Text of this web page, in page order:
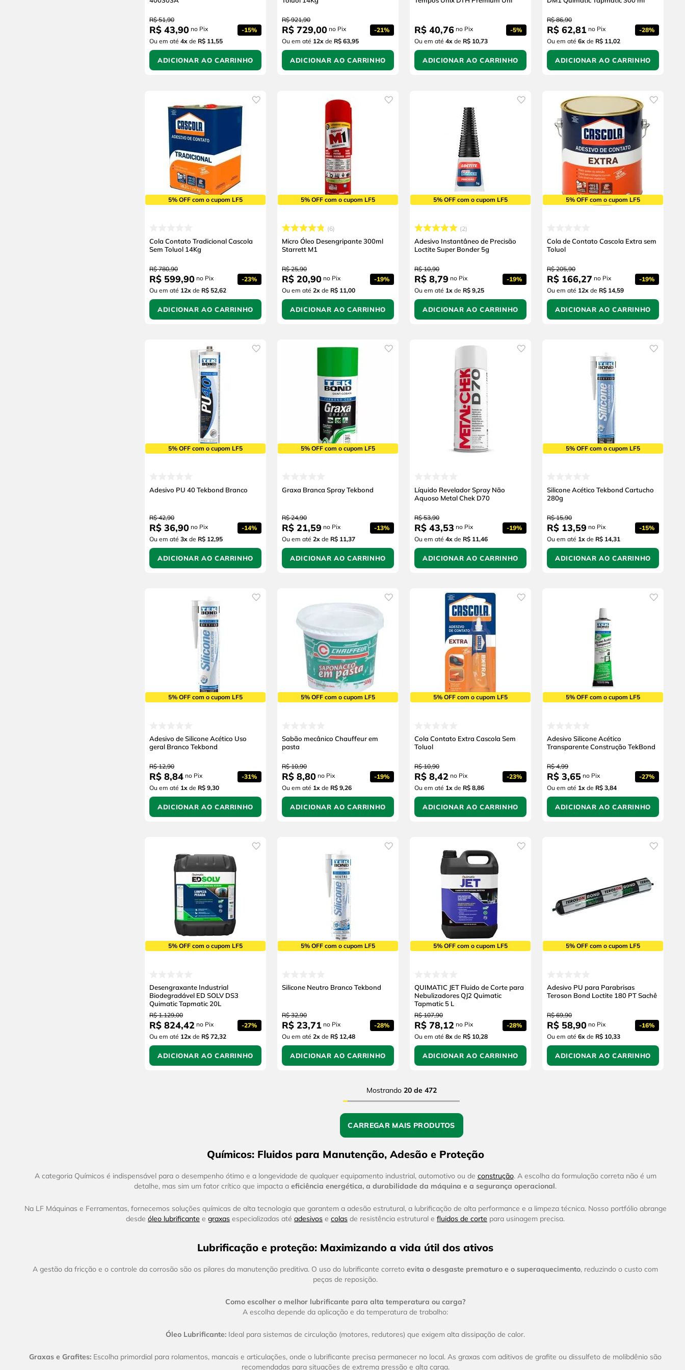
R$ 51,90
R$ 43,90 no Pix -15%
Ou em até 4x de R$ 11,55
ADICIONAR AO CARRINHO
R$ 921,90
R$ 729,00 no Pix -21%
Ou em até 12x de R$ 63,95
ADICIONAR AO CARRINHO
R$ 40,76 no Pix -5%
Ou em até 4x de R$ 10,73
ADICIONAR AO CARRINHO
R$ 86,90
R$ 62,81 no Pix -28%
Ou em até 6x de R$ 11,02
ADICIONAR AO CARRINHO
5% OFF com o cupom LF5
Cola Contato Tradicional Cascola
Sem Toluol 14Kg
R$ 780,90
R$ 599,90 no Pix -23%
Ou em até 12x de R$ 52,62
ADICIONAR AO CARRINHO
5% OFF com o cupom LF5
6
Micro Óleo Desengripante 300ml
Starrett M1
R$ 25,90
R$ 20,90 no Pix -19%
Ou em até 2x de R$ 11,00
ADICIONAR AO CARRINHO
5% OFF com o cupom LF5
2
Adesivo Instantâneo de Precisão
Loctite Super Bonder 5g
R$ 10,90
R$ 8,79 no Pix -19%
Ou em até 1x de R$ 9,25
ADICIONAR AO CARRINHO
5% OFF com o cupom LF5
Cola de Contato Cascola Extra sem
Toluol
R$ 205,90
R$ 166,27 no Pix -19%
Ou em até 12x de R$ 14,59
ADICIONAR AO CARRINHO
5% OFF com o cupom LF5
Adesivo PU 40 Tekbond Branco
R$ 42,90
R$ 36,90 no Pix -14%
Ou em até 3x de R$ 12,95
ADICIONAR AO CARRINHO
5% OFF com o cupom LF5
Graxa Branca Spray Tekbond
R$ 24,90
R$ 21,59 no Pix -13%
Ou em até 2x de R$ 11,37
ADICIONAR AO CARRINHO
Líquido Revelador Spray Não
Aquoso Metal Chek D70
R$ 53,90
R$ 43,53 no Pix -19%
Ou em até 4x de R$ 11,46
ADICIONAR AO CARRINHO
5% OFF com o cupom LF5
Silicone Acético Tekbond Cartucho
280g
R$ 15,90
R$ 13,59 no Pix -15%
Ou em até 1x de R$ 14,31
ADICIONAR AO CARRINHO
5% OFF com o cupom LF5
Adesivo de Silicone Acético Uso
geral Branco Tekbond
R$ 12,90
R$ 8,84 no Pix -31%
Ou em até 1x de R$ 9,30
ADICIONAR AO CARRINHO
5% OFF com o cupom LF5
Sabão mecânico Chauffeur em
pasta
R$ 10,90
R$ 8,80 no Pix -19%
Ou em até 1x de R$ 9,26
ADICIONAR AO CARRINHO
5% OFF com o cupom LF5
Cola Contato Extra Cascola Sem
Toluol
R$ 10,90
R$ 8,42 no Pix -23%
Ou em até 1x de R$ 8,86
ADICIONAR AO CARRINHO
5% OFF com o cupom LF5
Adesivo Silicone Acético
Transparente Construção TekBond
R$ 4,99
R$ 3,65 no Pix -27%
Ou em até 1x de R$ 3,84
ADICIONAR AO CARRINHO
5% OFF com o cupom LF5
Desengraxante Industrial
Biodegradável ED SOLV DS3
Quimatic Tapmatic 20L
R$ 1.129,00
R$ 824,42 no Pix -27%
Ou em até 12x de R$ 72,32
ADICIONAR AO CARRINHO
5% OFF com o cupom LF5
Silicone Neutro Branco Tekbond
R$ 32,90
R$ 23,71 no Pix -28%
Ou em até 2x de R$ 12,48
ADICIONAR AO CARRINHO
5% OFF com o cupom LF5
QUIMATIC JET Fluido de Corte para
Nebulizadores QJ2 Quimatic
Tapmatic 5 L
R$ 107,90
R$ 78,12 no Pix -28%
Ou em até 8x de R$ 10,28
ADICIONAR AO CARRINHO
5% OFF com o cupom LF5
Adesivo PU para Parabrisas
Teroson Bond Loctite 180 PT Sachê
R$ 69,90
R$ 58,90 no Pix -16%
Ou em até 6x de R$ 10,33
ADICIONAR AO CARRINHO
Mostrando 20 de 472
Químicos: Fluidos para Manutenção, Adesão e Proteção
A categoria Químicos é indispensável para o desempenho ótimo e a longevidade de qualquer equipamento industrial, automotivo ou de construção. A escolha da formulação correta não é um
detalhe, mas sim um fator crítico que impacta a eficiência energética, a durabilidade da máquina e a segurança operacional.
Na LF Máquinas e Ferramentas, fornecemos soluções químicas de alta tecnologia que garantem a adesão estrutural, a lubrificação de alta performance e a limpeza técnica. Nosso portfólio abrange
desde óleo lubrificante e graxas especializadas até adesivos e colas de resistência estrutural e fluidos de corte para usinagem precisa.
Lubrificação e proteção: Maximizando a vida útil dos ativos
A gestão da fricção e o controle da corrosão são os pilares da manutenção preditiva. O uso do lubrificante correto evita o desgaste prematuro e o superaquecimento, reduzindo o custo com
peças de reposição.
Como escolher o melhor lubrificante para alta temperatura ou carga?
A escolha depende da aplicação e da temperatura de trabalho:
Óleo Lubrificante: Ideal para sistemas de circulação (motores, redutores) que exigem alta dissipação de calor.
Graxas e Grafites: Escolha primordial para rolamentos, mancais e articulações, onde o lubrificante precisa permanecer no local. As graxas com aditivos de grafite ou dissulfeto de molibdênio são
recomendadas para situações de extrema pressão e alta carga.